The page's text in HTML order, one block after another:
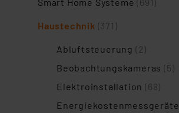
Haustechnik (371)
Abluftsteuerung (2)
Beobachtungskameras(5)
Elektroinstallation(68)
Energiekostenmessgeräte